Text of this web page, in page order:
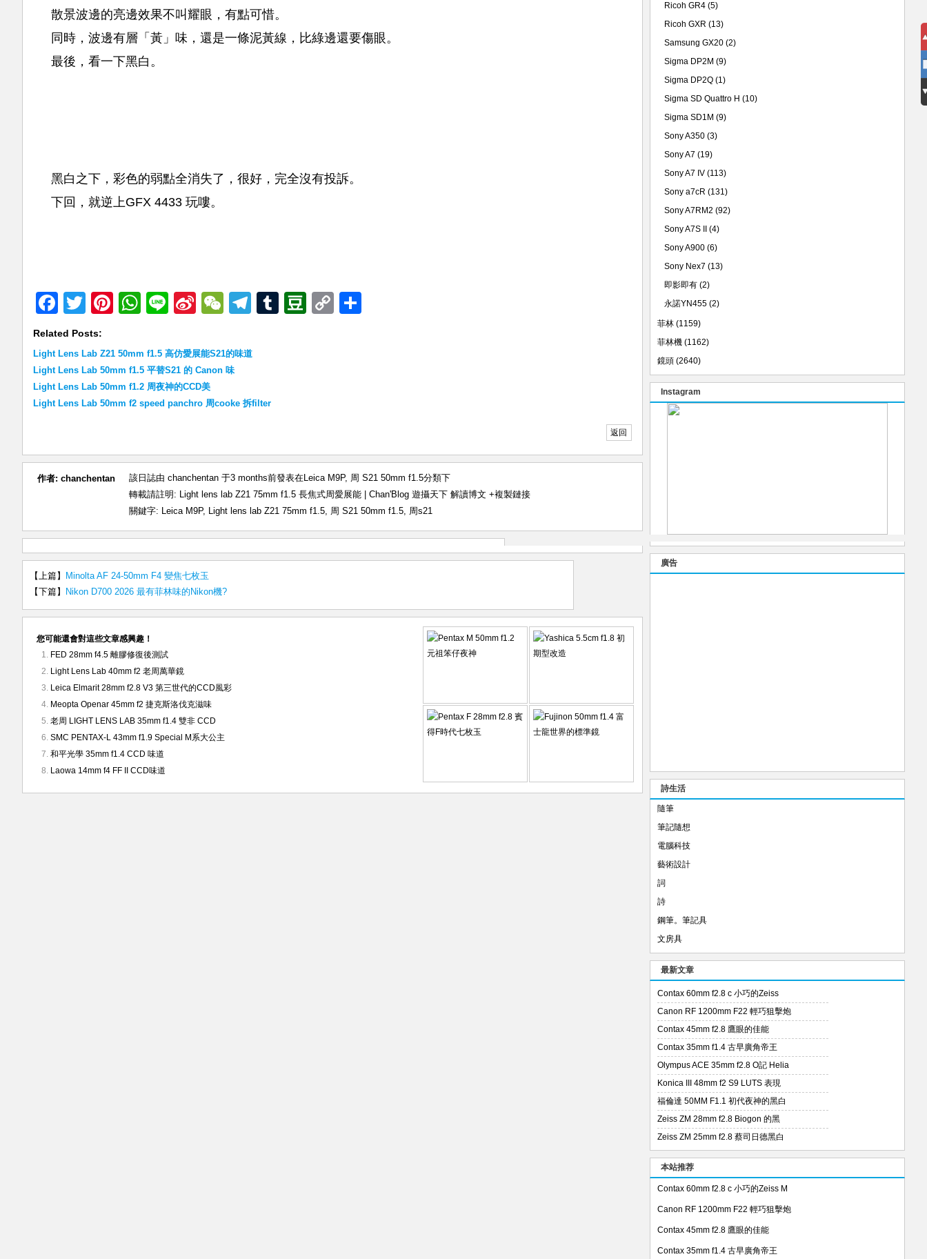
散景波邊的亮邊效果不叫耀眼，有點可惜。
同時，波邊有層「黃」味，還是一條泥黃線，比綠邊還要傷眼。
最後，看一下黑白。
黑白之下，彩色的弱點全消失了，很好，完全沒有投訴。
下回，就逆上GFX 4433 玩嘍。
Facebook
TwitterPinterest
WhatsApp
LineSinaWeChat
Telegram
Tumblr
Douban
Copy
Related Posts:
Light Lens Lab Z21 50mm f1.5 高仿愛展能S21的味道
Light Lens Lab 50mm f1.5 平替S21 的 Canon 味
Light Lens Lab 50mm f1.2 周夜神的CCD美
Light Lens Lab 50mm f2 speed panchro 周cooke 拆filter
返回
作者: chanchentan 該日誌由 chanchentan 于3 months前發表在Leica M9P, 周 S21 50mm f1.5分類下
轉載請註明: Light lens lab Z21 75mm f1.5 長焦式周愛展能 | Chan'Blog 遊攝天下 解讀博文 +複製鏈接
關鍵字: Leica M9P, Light lens lab Z21 75mm f1.5, 周 S21 50mm f1.5, 周s21
【上篇】
Minolta AF 24-50mm F4 變焦七枚玉
【下篇】
Nikon D700 2026 最有菲林味的Nikon機?
您可能還會對這些文章感興趣！
FED 28mm f4.5 離膠修復後測試
Light Lens Lab 40mm f2 老周萬華鏡
Leica Elmarit 28mm f2.8 V3 第三世代的CCD風彩
Meopta Openar 45mm f2 捷克斯洛伐克滋味
老周 LIGHT LENS LAB 35mm f1.4 雙非 CCD
SMC PENTAX-L 43mm f1.9 Special M系大公主
和平光學 35mm f1.4 CCD 味道
Laowa 14mm f4 FF II CCD味道
Ricoh GR4 (5)
Ricoh GXR (13)
Samsung GX20 (2)
Sigma DP2M (9)
Sigma DP2Q (1)
Sigma SD Quattro H (10)
Sigma SD1M (9)
Sony A350 (3)
Sony A7 (19)
Sony A7 IV (113)
Sony a7cR (131)
Sony A7RM2 (92)
Sony A7S II
(4)
Sony A900 (6)
Sony Nex7 (13)
即影即有 (2)
永諾YN455 (2)
菲林 (1159)
菲林機 (1162)
鏡頭 (2640)
Instagram
廣告
詩生活
隨筆
筆記隨想
電腦科技
藝術設計
詞
詩
鋼筆。筆記具
文房具
最新文章
Contax 60mm f2.8 c 小巧的Zeiss
Canon RF 1200mm F22 輕巧狙擊炮
Contax 45mm f2.8 鷹眼的佳能
Contax 35mm f1.4 古早廣角帝王
Olympus ACE 35mm f2.8 O記 Helia
Konica III 48mm f2 S9 LUTS 表現
福倫達 50MM F1.1 初代夜神的黑白
Zeiss ZM 28mm f2.8 Biogon 的黑
Zeiss ZM 25mm f2.8 蔡司日德黑白
本站推荐
Contax 60mm f2.8 c 小巧的Zeiss M
Canon RF 1200mm F22 輕巧狙擊炮
Contax 45mm f2.8 鷹眼的佳能
Contax 35mm f1.4 古早廣角帝王